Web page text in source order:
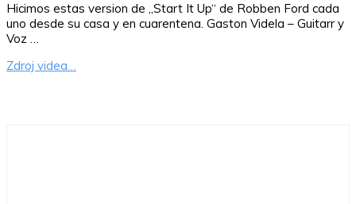
Hicimos estas version de „Start It Up“ de Robben Ford cada
uno desde su casa y en cuarentena. Gaston Videla – Guitarr y
Voz …
Zdroj videa…